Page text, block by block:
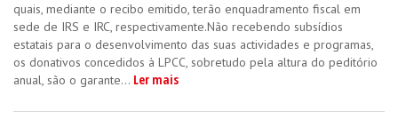
quais, mediante o recibo emitido, terão enquadramento fiscal em
sede de IRS e IRC, respectivamente.Não recebendo subsídios
estatais para o desenvolvimento das suas actividades e programas,
os donativos concedidos à LPCC, sobretudo pela altura do peditório
anual, são o garante... Ler mais